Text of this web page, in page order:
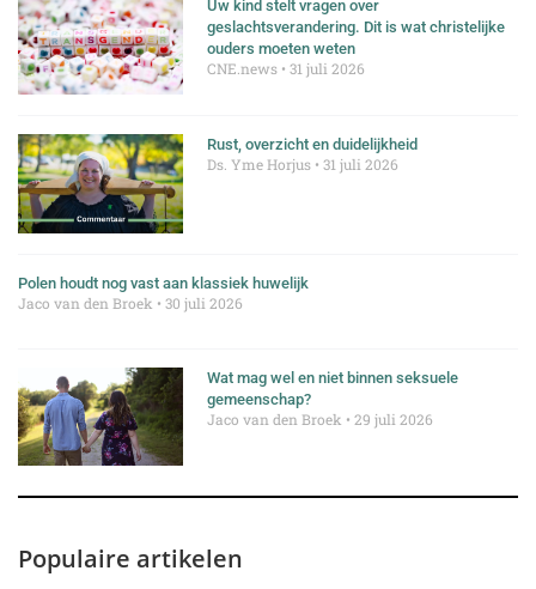
Uw kind stelt vragen over
geslachtsverandering. Dit is wat christelijke
ouders moeten weten
CNE.news 31 juli 2026
Rust, overzicht en duidelijkheid
Ds. Yme Horjus 31 juli 2026
Polen houdt nog vast aan klassiek huwelijk
Jaco van den Broek 30 juli 2026
Wat mag wel en niet binnen seksuele
gemeenschap?
Jaco van den Broek 29 juli 2026
Populaire artikelen